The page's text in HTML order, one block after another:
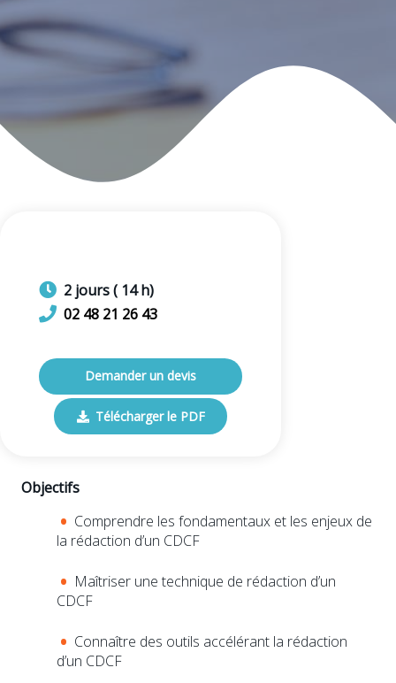
Objectifs
Comprendre les fondamentaux et les enjeux de
la rédaction d’un CDCF
Maîtriser une technique de rédaction d’un
CDCF
Connaître des outils accélérant la rédaction
d’un CDCF
2 jours( 14h)
02 48 21 26 43
Demander un devis
Télécharger le PDF